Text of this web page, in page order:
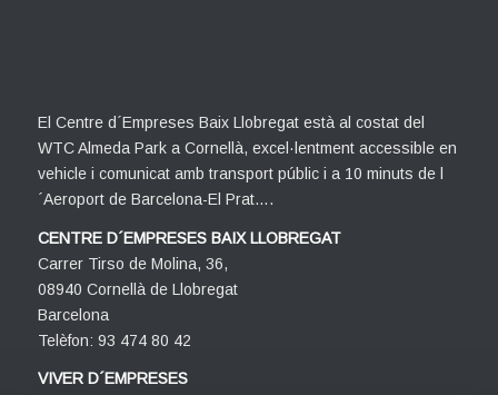
El Centre d´Empreses Baix Llobregat està al costat del
WTC Almeda Park a Cornellà, excel·lentment accessible en
vehicle i comunicat amb transport públic i a 10 minuts de l
´Aeroport de Barcelona-El Prat….
CENTRE D´EMPRESES BAIX LLOBREGAT
Carrer Tirso de Molina, 36,
08940 Cornellà de Llobregat
Barcelona
Telèfon: 93 474 80 42
VIVER D´EMPRESES